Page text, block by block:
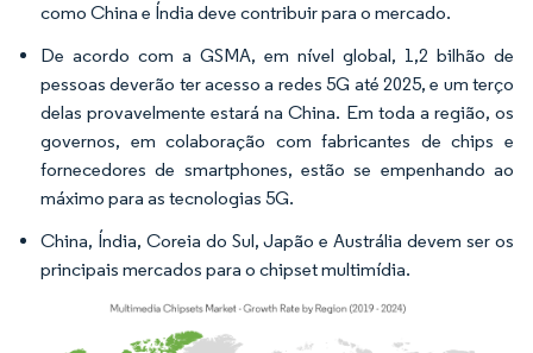
como China e Índia deve contribuir para o mercado.
De acordo com a GSMA, em nível global, 1,2 bilhão de
pessoas deverão ter acesso a redes 5G até 2025, e um terço
delas provavelmente estará na China. Em toda a região, os
governos, em colaboração com fabricantes de chips e
fornecedores de smartphones, estão se empenhando ao
máximo para as tecnologias 5G.
China, Índia, Coreia do Sul, Japão e Austrália devem ser os
principais mercados para o chipset multimídia.